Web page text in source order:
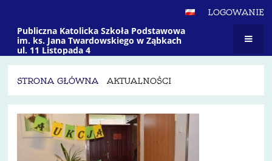
LOGOWANIE
Publiczna Katolicka Szkoła Podstawowa
im. ks. Jana Twardowskiego w Ząbkach
ul. 11 Listopada 4
STRONA GŁÓWNA AKTUALNOŚCI
Aktualności